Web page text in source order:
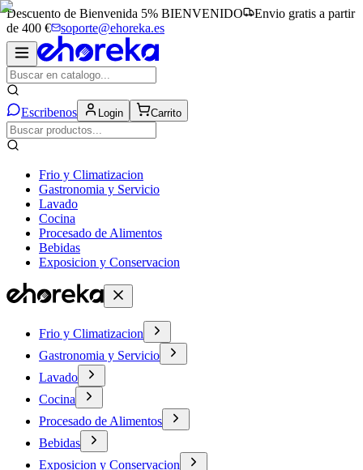
Descuento de Bienvenida 5% BIENVENIDO
Envio gratis a partir
de 400 €
soporte@ehoreka.es
Escribenos Login Carrito
Frio y Climatizacion
Gastronomia y Servicio
Lavado
Cocina
Procesado de Alimentos
Bebidas
Exposicion y Conservacion
Frio y Climatizacion
Gastronomia y Servicio
Lavado
Cocina
Procesado de Alimentos
Bebidas
Exposicion y Conservacion